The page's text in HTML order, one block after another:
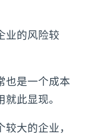
业的风险较
也是一个成本
此显现。
大的企业，